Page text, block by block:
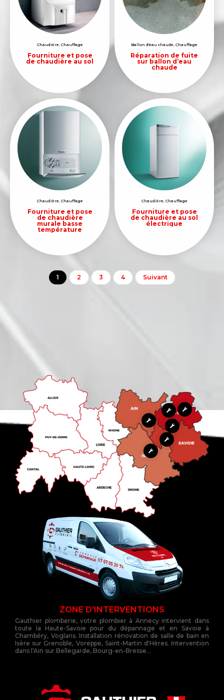
Chaudière, Chauffage
Fourniture et pose
de chaudière au sol
Ballon d'eau chaude, Chauffage
Réparation de fuite
sur ballon d’eau
chaude
Chaudière, Chauffage
Fourniture et pose
de chaudière
murale basse
température
Chaudière, Chauffage
Fourniture et pose
de chaudière au sol
électrique
1 2 3 4 Suivant
ZONE D'INTERVENTIONS
Gauthier plomberie, votre plombier à Annecy intervient dans
toute la Haute-Savoie pour du dépannage et en Savoie à
Chambéry, Voglans. Installation rénovation de salle de bain en
Isère sur Grenoble, Voreppe, Saint-Martin d'Hères. Intervention
dans l'Ain sur Bellegarde, Bourg-en-Bresse...